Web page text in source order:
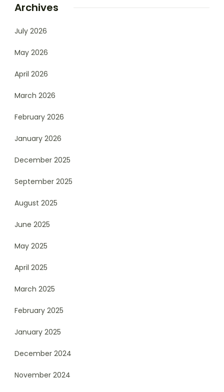
Archives
July 2026
May 2026
April 2026
March 2026
February 2026
January 2026
December 2025
September 2025
August 2025
June 2025
May 2025
April 2025
March 2025
February 2025
January 2025
December 2024
November 2024